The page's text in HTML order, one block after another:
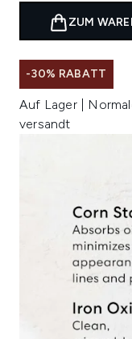
ZUM
-30% RABATT
Auf Lager |
versandt